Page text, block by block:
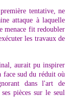
tentative, ne
attaque à laquelle
menace fit redoubler
les travaux de
aurait pu inspirer
face sud du réduit où
dans l'art de
pièces sur le seul